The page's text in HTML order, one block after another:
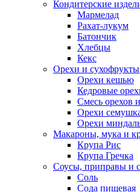
Кондитерские
Мармелад
Рахат-лукум
Батончик
Хлебцы
Кекс
Орехи и сухофрукты
Орехи кешью
Кедровые
Смесь орехов
Орехи
Орехи
Макароны, мука и
Крупа Рис
Крупа Гречка
Соусы, приправы и
Соль
Сода пищевая